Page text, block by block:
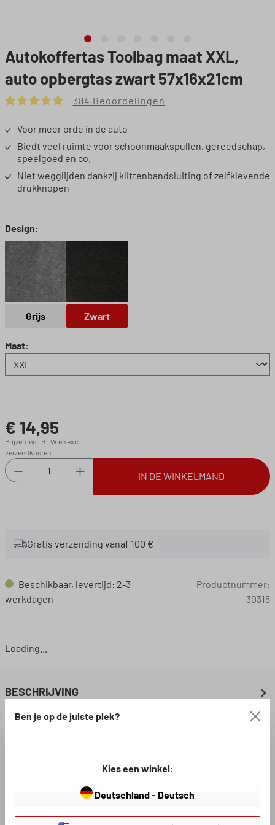
Autokoffertas Toolbag maat XXL,
auto opbergtas zwart 57x16x21cm
Voor meer orde in de auto
Biedt veel ruimte voor schoonmaakspullen, gereedschap,
speelgoed en co.
Niet wegglijden dankzij klittenbandsluiting of zelfklevende
drukknopen
Selecteer
Design:
Grijs
Grijs
Zwart
Selecteer
Maat:
Normale prijs:
€ 14,95
Prijzen incl. BTW en excl.
verzendkosten
Producthoeveelheid: Voer de gewenste
IN DE WINKELMAND
384 Beoordelingen
Gratis verzending vanaf 100 €
Beschikbaar, levertijd: 2-3
werkdagen
Productnummer:
30315
Loading...
BESCHRIJVING
Ben je op de juiste plek?
Kies een winkel:
Deutschland - Deutsch